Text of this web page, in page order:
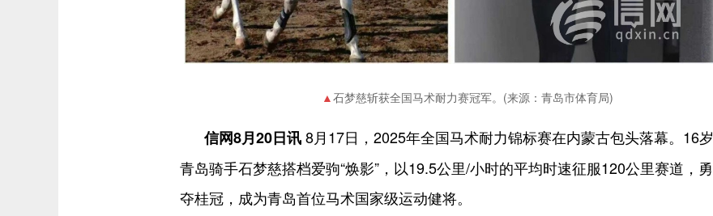
石梦慈斩获全国马术耐力赛冠军。(来源：青岛市体育局)
信网8月20日讯8月17日，2025年全国马术耐力锦标赛在内蒙古包头落幕。16岁
青岛骑手石梦慈搭档爱驹“焕影”，以19.5公里/小时的平均时速征服120公里赛道，勇
夺桂冠，成为青岛首位马术国家级运动健将。